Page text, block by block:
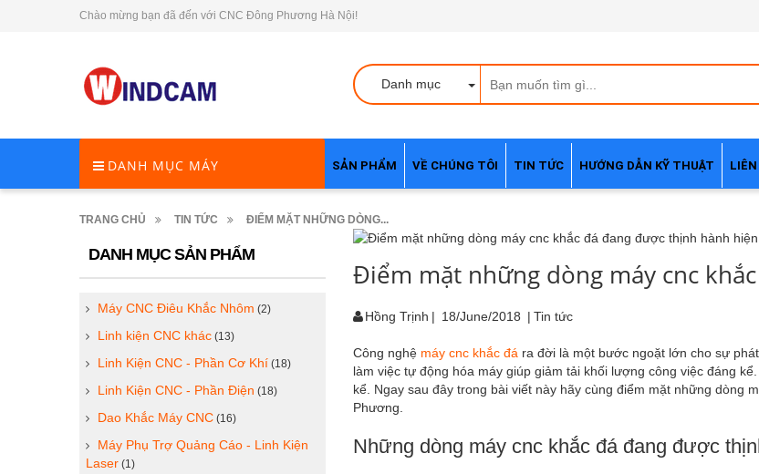
Chào mừng bạn đã đến với CNC Đông Phương Hà Nội!
Danh mục
DANH MỤC MÁY SẢN PHẨM VỀ CHÚNG TÔI TIN TỨC HƯỚNG DẪN KỸ THUẬT LIÊN
TRANG CHỦ TIN TỨC ĐIỂM MẶT NHỮNG DÒNG...
DANH MỤC SẢN PHẨM
Máy CNC Điêu Khắc Nhôm (2)
Linh kiện CNC khác (13)
Linh Kiện CNC - Phần Cơ Khí (18)
Linh Kiện CNC - Phần Điện (18)
Dao Khắc Máy CNC (16)
Máy Phụ Trợ Quảng Cáo - Linh Kiện
Laser (1)
Điểm mặt những dòng máy cnc
Hồng Trịnh | 18/June/2018 | Tin tức
Công nghệ máy cnc khắc đá ra đời là một bước ngoặt lớn cho sự
làm việc tự động hóa máy giúp giảm tải khối lượng công việc đáng
kể. Ngay sau đây trong bài viết này hãy cùng điểm mặt những dòng
Phương.
Những dòng máy cnc khắc đá đang được